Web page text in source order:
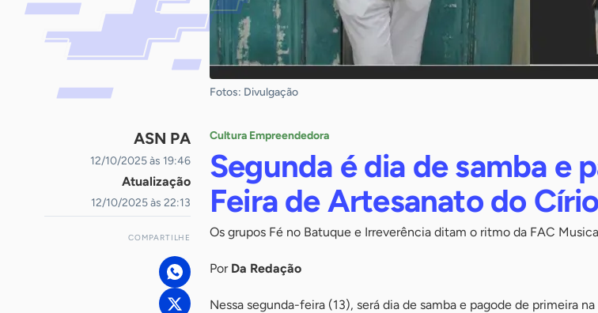
Fotos: Divulgação
ASN PA
12/10/2025 às 19:46
Atualização
12/10/2025 às 22:13
COMPARTILHE
Cultura Empreendedora
Segunda é dia de samba e
Feira de Artesanato do Círio
Os grupos Fé no Batuque e Irreverência ditam o ritmo da FAC
Por Da Redação
Nessa segunda-feira (13), será dia de samba e pagode de primeira